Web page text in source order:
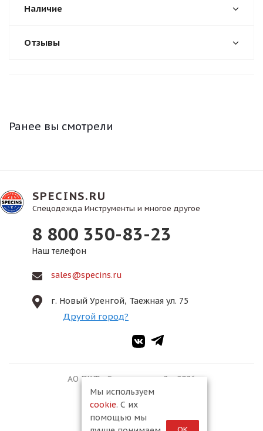
Наличие
Отзывы
Ранее вы смотрели
SPECINS.RU
Спецодежда Инструменты и многое другое
8 800 350-83-23
Наш телефон
sales@specins.ru
г. Новый Уренгой, Таежная ул. 75
Другой город?
АО ПКФ «Спецмонтаж-2», 2026
Мы используем
cookie. С их
помощью мы